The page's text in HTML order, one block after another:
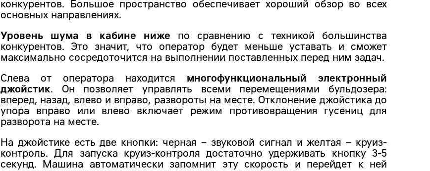
конкурентов. Большое пространство обеспечивает хороший обзор во всех
основных направлениях.
Уровень шума в кабине ниже по сравнению с техникой большинства
конкурентов. Это значит, что оператор будет меньше уставать и сможет
максимально сосредоточится на выполнении поставленных перед ним задач.
Слева от оператора находится многофункциональный электронный
джойстик. Он позволяет управлять всеми перемещениями бульдозера:
вперед, назад, влево и вправо, развороты на месте. Отклонение джойстика до
упора вправо или влево включает режим противовращения гусениц для
разворота на месте.
На джойстике есть две кнопки: черная – звуковой сигнал и желтая – круиз-
контроль. Для запуска круиз-контроля достаточно удерживать кнопку 3-5
секунд. Машина автоматически запомнит эту скорость и перейдет к ней